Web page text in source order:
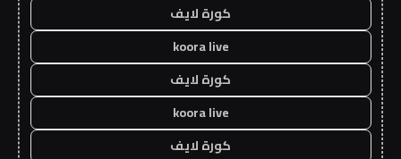
كورة لايف
koora live
كورة لايف
koora live
كورة لايف